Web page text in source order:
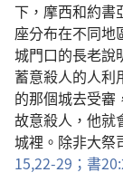
下 ， 摩西和約書
座分布在不同地
城門口的長老說
蓄意殺人的人利
的那個城去受審
故意殺人 ， 他就
城裡 。 除非大祭
15,22-29； 書